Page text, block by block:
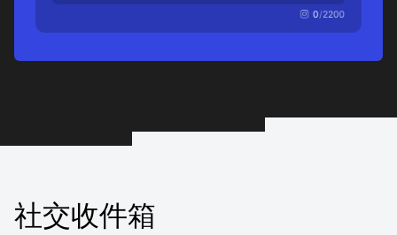
社交收件箱